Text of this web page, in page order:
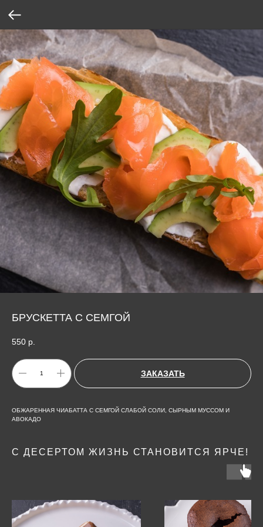
БРУСКЕТТА С СЕМГОЙ
550 р.
ЗАКАЗАТЬ
ОБЖАРЕННАЯ ЧИАБАТТА С СЕМГОЙ СЛАБОЙ СОЛИ, СЫРНЫМ МУССОМ И
АВОКАДО
С ДЕСЕРТОМ ЖИЗНЬ СТАНОВИТСЯ ЯРЧЕ!